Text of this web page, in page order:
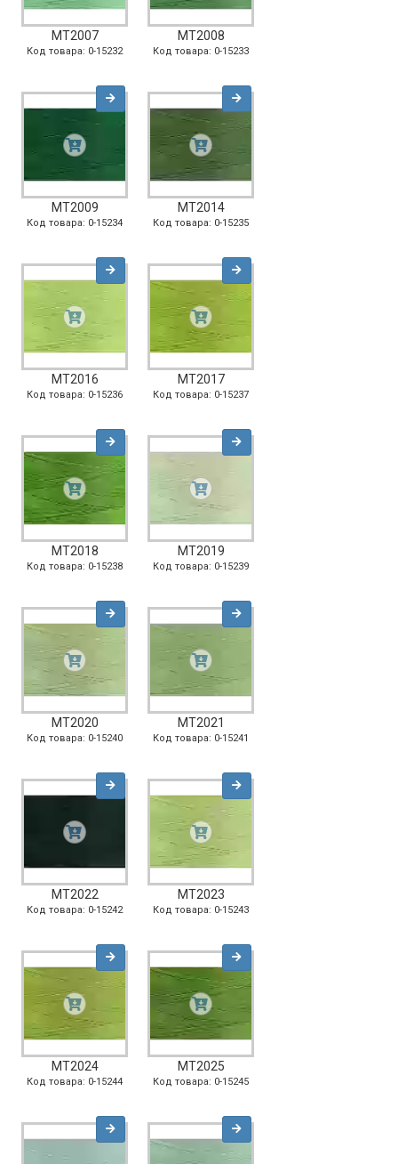
MT2007
Код товара: 0-15232
MT2008
Код товара: 0-15233
MT2009
Код товара: 0-15234
MT2014
Код товара: 0-15235
MT2016
Код товара: 0-15236
MT2017
Код товара: 0-15237
MT2018
Код товара: 0-15238
MT2019
Код товара: 0-15239
MT2020
Код товара: 0-15240
MT2021
Код товара: 0-15241
MT2022
Код товара: 0-15242
MT2023
Код товара: 0-15243
MT2024
Код товара: 0-15244
MT2025
Код товара: 0-15245